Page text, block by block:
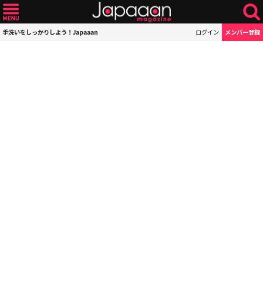
手洗いをしっかりしよう！Japaaan ログイン メンバー登録